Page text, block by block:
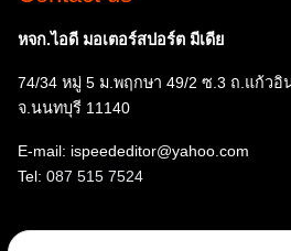
หจก.ไอดี มอเตอร์สปอร์ต มีเดีย
74/34 หมู่ 5 ม.พฤกษา 49/2 ซ.3 ถ.แก้วอิ
จ.นนทบุรี 11140
E-mail: ispeededitor@yahoo.com
Tel: 087 515 7524